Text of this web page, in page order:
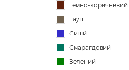
Темно-коричневий
Тауп
Синій
Смарагдовий
Зелений